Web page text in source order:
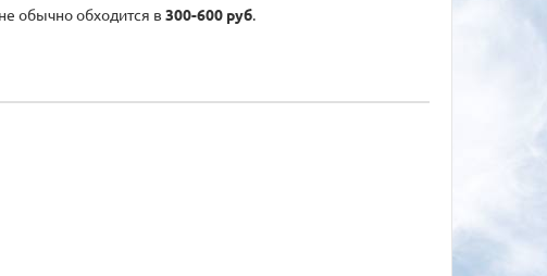
обычно обходится в 300-600 руб.